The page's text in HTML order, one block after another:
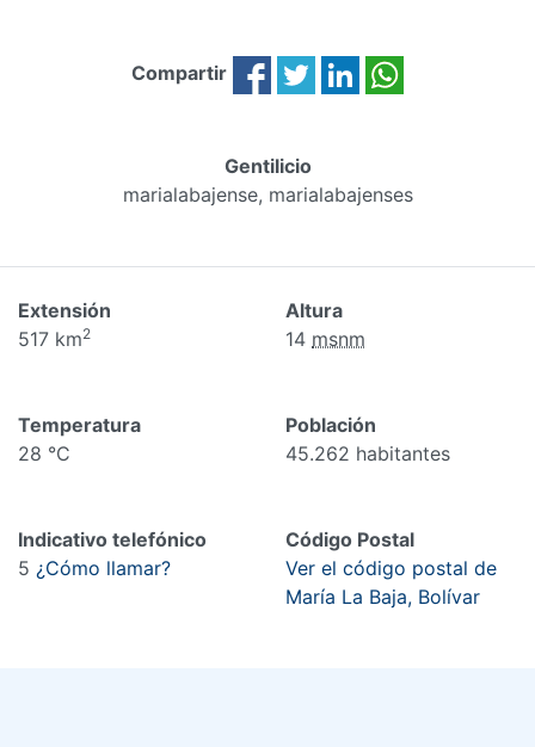
Compartir
Gentilicio
marialabajense, marialabajenses
Extensión
517 km2
Altura
14 msnm
Temperatura
28 °C
Población
45.262 habitantes
Indicativo telefónico
5 ¿Cómo llamar?
Código Postal
Ver el código postal de
María La Baja, Bolívar